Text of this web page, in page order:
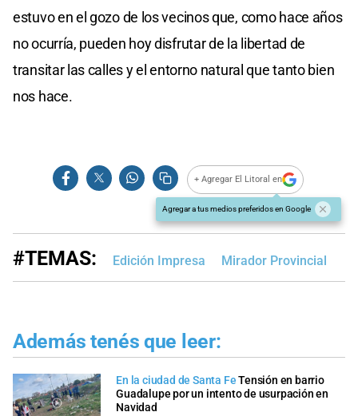
estuvo en el gozo de los vecinos que, como hace años
no ocurría, pueden hoy disfrutar de la libertad de
transitar las calles y el entorno natural que tanto bien
nos hace.
+ Agregar El Litoral en
Agregar a tus medios preferidos en Google
#TEMAS: Edición Impresa Mirador Provincial
Además tenés que leer:
En la ciudad de Santa FeTensión en barrio
Guadalupe por un intento de usurpación en
Navidad